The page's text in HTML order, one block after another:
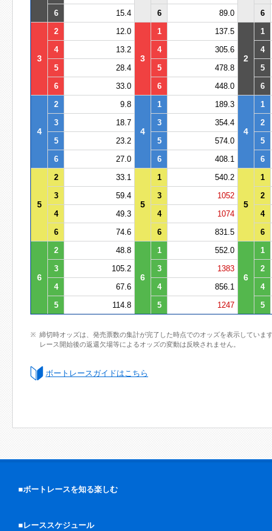
6
15.4 6 89.0 6
3
2 12.0
3
1 137.5
2
1
4
13.2 4 305.6
4
5
28.4 5 478.8
5
6
33.0 6 448.0 6
4
2 9.8
4
1 189.3
4
1
3
18.7 3 354.4
2
5
23.2 5 574.0
5
6
27.0 6 408.1 6
5
2 33.1
5
1 540.2
5
1
3
59.4 3 1052
2
4
49.3 4 1074
4
6
74.6 6 831.5 6
6
2 48.8
6
1 552.0
6
1
3
105.2 3 1383
2
4
67.6 4 856.1
4
5
114.8 5 1247 5
締切時オッズは、発売票数の集計が完了した時点でのオッズを表示していま
レース開始後の返還欠場等によるオッズの変動は反映されません。
ボートレースガイドはこちら
■ボートレースを知る楽しむ
■レーススケジュール